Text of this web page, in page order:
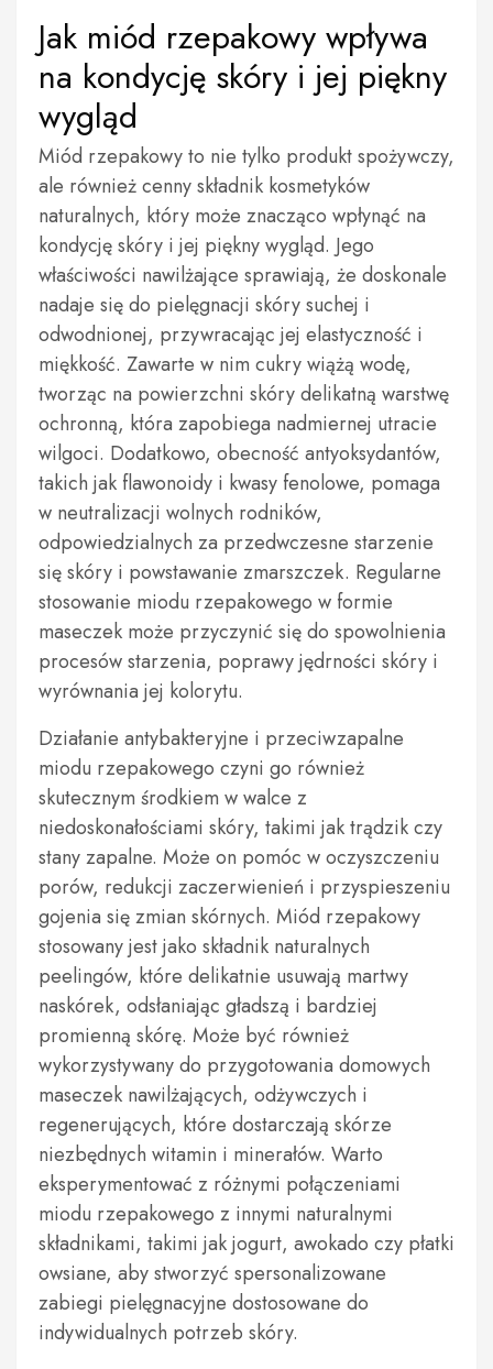
Jak miód rzepakowy wpływa
na kondycję skóry i jej piękny
wygląd
Miód rzepakowy to nie tylko produkt spożywczy,
ale również cenny składnik kosmetyków
naturalnych, który może znacząco wpłynąć na
kondycję skóry i jej piękny wygląd. Jego
właściwości nawilżające sprawiają, że doskonale
nadaje się do pielęgnacji skóry suchej i
odwodnionej, przywracając jej elastyczność i
miękkość. Zawarte w nim cukry wiążą wodę,
tworząc na powierzchni skóry delikatną warstwę
ochronną, która zapobiega nadmiernej utracie
wilgoci. Dodatkowo, obecność antyoksydantów,
takich jak flawonoidy i kwasy fenolowe, pomaga
w neutralizacji wolnych rodników,
odpowiedzialnych za przedwczesne starzenie
się skóry i powstawanie zmarszczek. Regularne
stosowanie miodu rzepakowego w formie
maseczek może przyczynić się do spowolnienia
procesów starzenia, poprawy jędrności skóry i
wyrównania jej kolorytu.
Działanie antybakteryjne i przeciwzapalne
miodu rzepakowego czyni go również
skutecznym środkiem w walce z
niedoskonałościami skóry, takimi jak trądzik czy
stany zapalne. Może on pomóc w oczyszczeniu
porów, redukcji zaczerwienień i przyspieszeniu
gojenia się zmian skórnych. Miód rzepakowy
stosowany jest jako składnik naturalnych
peelingów, które delikatnie usuwają martwy
naskórek, odsłaniając gładszą i bardziej
promienną skórę. Może być również
wykorzystywany do przygotowania domowych
maseczek nawilżających, odżywczych i
regenerujących, które dostarczają skórze
niezbędnych witamin i minerałów. Warto
eksperymentować z różnymi połączeniami
miodu rzepakowego z innymi naturalnymi
składnikami, takimi jak jogurt, awokado czy płatki
owsiane, aby stworzyć spersonalizowane
zabiegi pielęgnacyjne dostosowane do
indywidualnych potrzeb skóry.